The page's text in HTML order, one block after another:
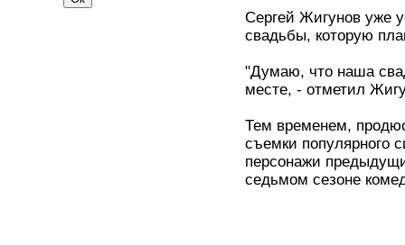
Сергей Жигунов уже
свадьбы, которую
"Думаю, что наша
месте, - отметил
Тем временем,
съемки популярного
персонажи
седьмом сезоне